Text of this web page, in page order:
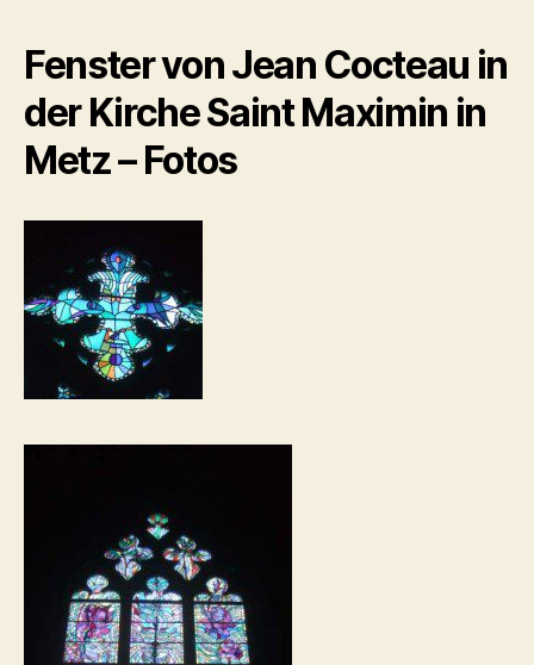
Fenster von Jean Cocteau in
der Kirche Saint Maximin in
Metz – Fotos